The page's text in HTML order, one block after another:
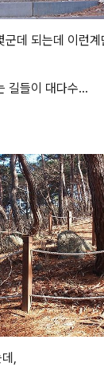
데 되는데 이런
길들이 대다수...
,